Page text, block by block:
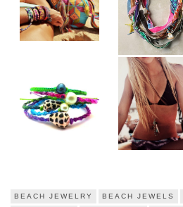
BEACH JEWELRY BEACH JEWELS